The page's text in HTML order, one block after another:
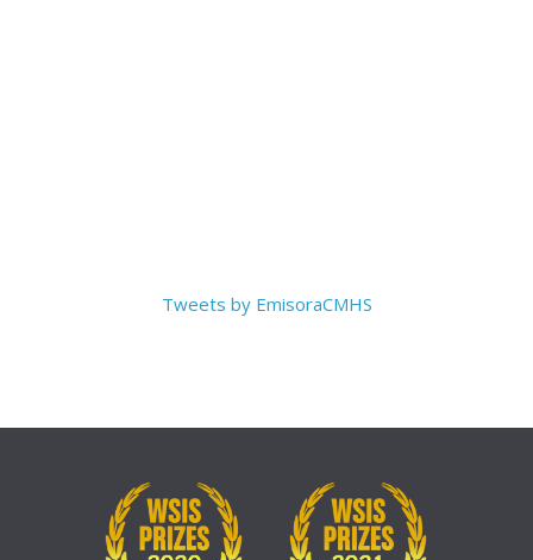
Tweets by EmisoraCMHS